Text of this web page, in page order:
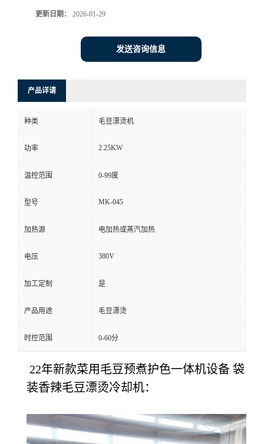
更新日期： 2026-01-29
发送咨询信息
产品详请
种类 毛豆漂烫机
功率 2.25KW
温控范围 0-99度
型号 MK-045
加热源 电加热或蒸汽加热
电压 380V
加工定制 是
产品用途 毛豆漂烫
时控范围 0-60分
22年新款菜用毛豆预煮护色一体机设备 袋
装香辣毛豆漂烫冷却机：